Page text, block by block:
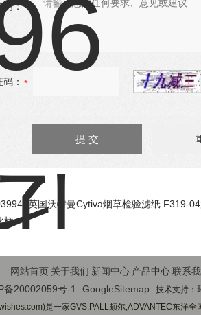
明：
：
英国沃特曼Cytiva烟草检验滤纸 F319-
柱
网站首页 关于我们 新闻中心 产品中心联系
备20002059号-1 GoogleSitemap 技术支持：
是一家GVS,PALL颇尔,ADVANTEC东洋全